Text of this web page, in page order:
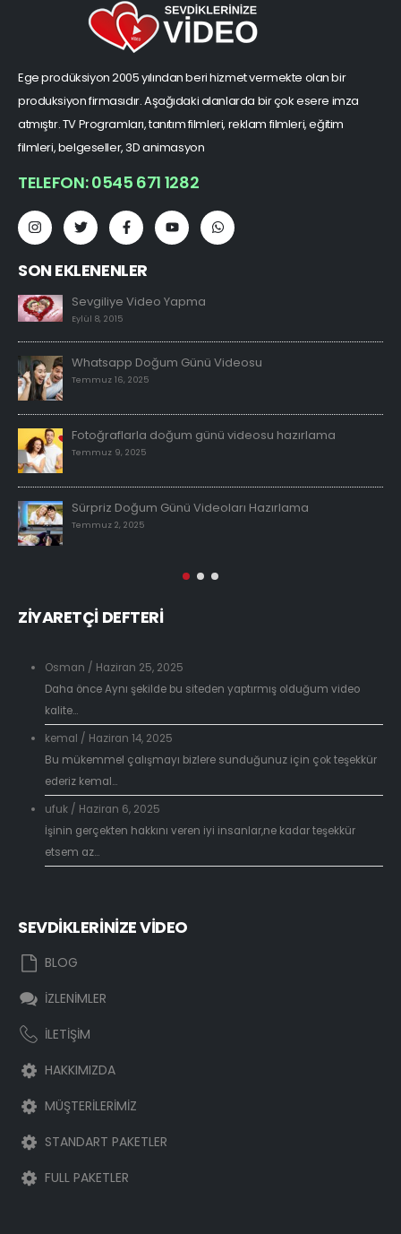
Ege prodüksiyon 2005 yılından beri hizmet vermekte olan bir
produksiyon firmasıdır. Aşağıdaki alanlarda bir çok esere imza
atmıştır. TV Programları, tanıtım filmleri, reklam filmleri, eğitim
filmleri, belgeseller, 3D animasyon
TELEFON: 0545 671 1282
SON EKLENENLER
Sevgiliye Video Yapma
Eylül 8, 2015
Whatsapp Doğum Günü Videosu
Temmuz 16, 2025
Fotoğraflarla doğum günü videosu hazırlama
Temmuz 9, 2025
Sürpriz Doğum Günü Videoları Hazırlama
Temmuz 2, 2025
ZİYARETÇİ DEFTERİ
Osman / Haziran 25, 2025
Daha önce Aynı şekilde bu siteden yaptırmış olduğum video
kalite...
kemal / Haziran 14, 2025
Bu mükemmel çalışmayı bizlere sunduğunuz için çok teşekkür
ederiz kemal...
ufuk/ Haziran 6, 2025
İşinin gerçekten hakkını veren iyi insanlar,ne kadar teşekkür
etsem az...
SEVDİKLERİNİZE VİDEO
BLOG
İZLENİMLER
İLETİŞİM
HAKKIMIZDA
MÜŞTERİLERİMİZ
STANDART PAKETLER
FULL PAKETLER